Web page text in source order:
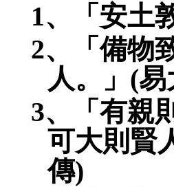
1、「安土
2、「備物
人。」 (易
3、「有親
可大則賢
傳)